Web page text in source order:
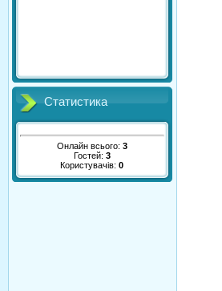
Статистика
Онлайн всього: 3
Гостей: 3
Користувачів:0